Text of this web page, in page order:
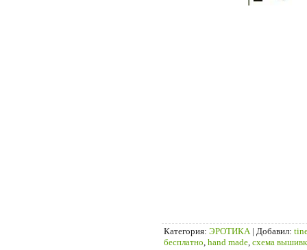
Категория: ЭРОТИКА | Добавил:
бесплатно hand made схема